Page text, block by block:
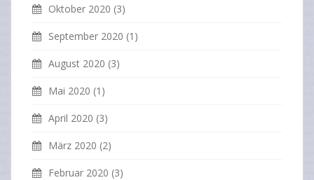
Oktober 2020 (3)
September 2020 (1)
August 2020 (3)
Mai 2020 (1)
April 2020 (3)
März 2020 (2)
Februar 2020 (3)